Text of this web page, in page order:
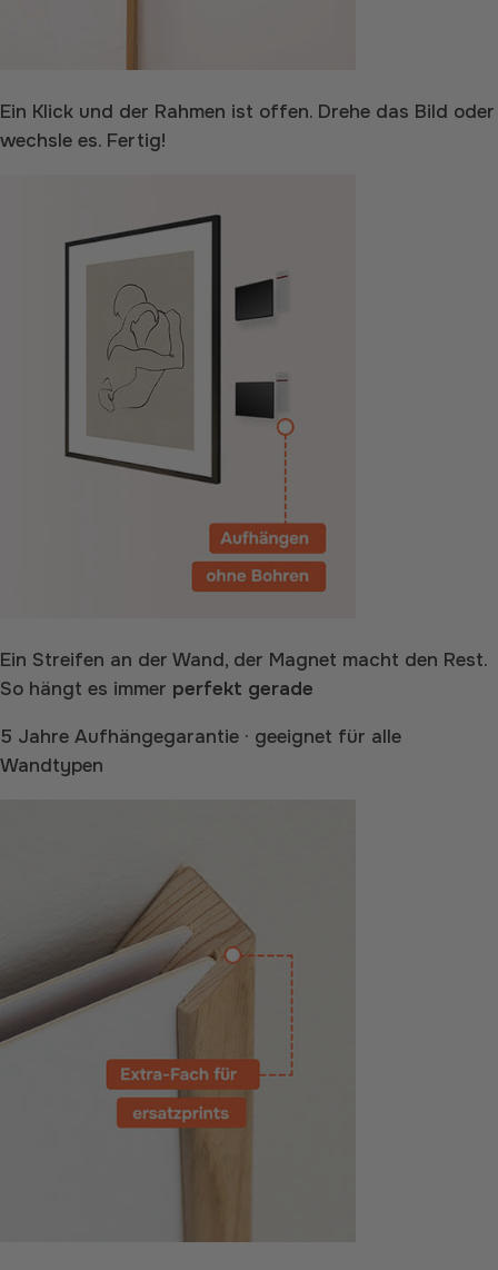
Ein Klick und der Rahmen ist offen. Drehe das Bild oder
wechsle es. Fertig!
Ein Streifen an der Wand, der Magnet macht den Rest.
So hängt es immer perfekt gerade
5 Jahre Aufhängegarantie · geeignet für alle
Wandtypen